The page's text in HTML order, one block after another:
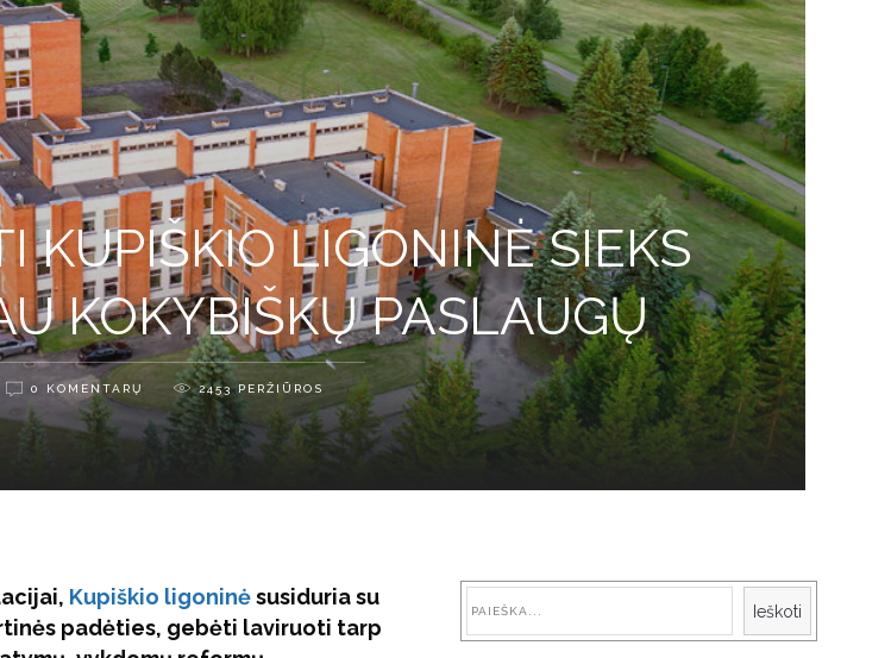
KUPIŠKIO LIGONINĖ SIEKS
KOKYBIŠKŲ PASLAUGŲ
0 KOMENTARŲ 2453 PERŽIŪROS
Kupiškio ligoninėsusiduria su
padėties, gebėti laviruoti tarp
Ieškoti